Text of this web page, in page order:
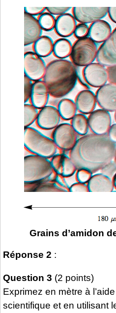
Grains d’amidon
Réponse 2 :
Question 3 (2 points)
Exprimez en mètre à
scientifique et en utilisant